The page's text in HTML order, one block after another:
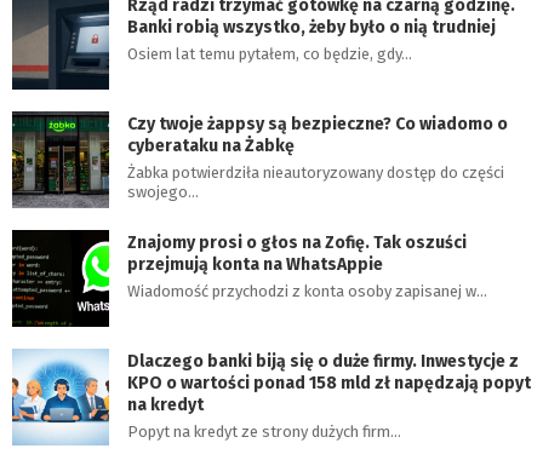
Rząd radzi trzymać gotówkę na czarną godzinę.
Banki robią wszystko, żeby było o nią trudniej
Osiem lat temu pytałem, co będzie, gdy…
Czy twoje żappsy są bezpieczne? Co wiadomo o
cyberataku na Żabkę
Żabka potwierdziła nieautoryzowany dostęp do części
swojego…
Znajomy prosi o głos na Zofię. Tak oszuści
przejmują konta na WhatsAppie
Wiadomość przychodzi z konta osoby zapisanej w…
Dlaczego banki biją się o duże firmy. Inwestycje z
KPO o wartości ponad 158 mld zł napędzają popyt
na kredyt
Popyt na kredyt ze strony dużych firm…